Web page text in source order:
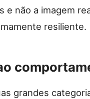
e não a imagem
resiliente.
grandes